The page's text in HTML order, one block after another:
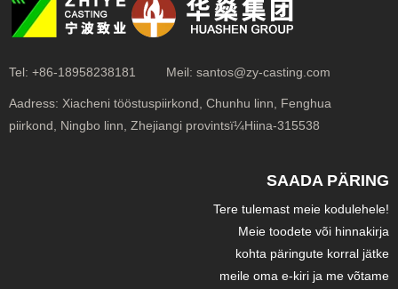
Tel: +86-18958238181 Meil: santos@zy-casting.com
Aadress: Xiacheni tööstuspiirkond, Chunhu linn, Fenghua
piirkond, Ningbo linn, Zhejiangi provintsï¼Hiina-315538
SAADA PÄRING
Tere tulemast meie kodulehele!
Meie toodete või hinnakirja
kohta päringute korral jätke
meile oma e-kiri ja me võtame